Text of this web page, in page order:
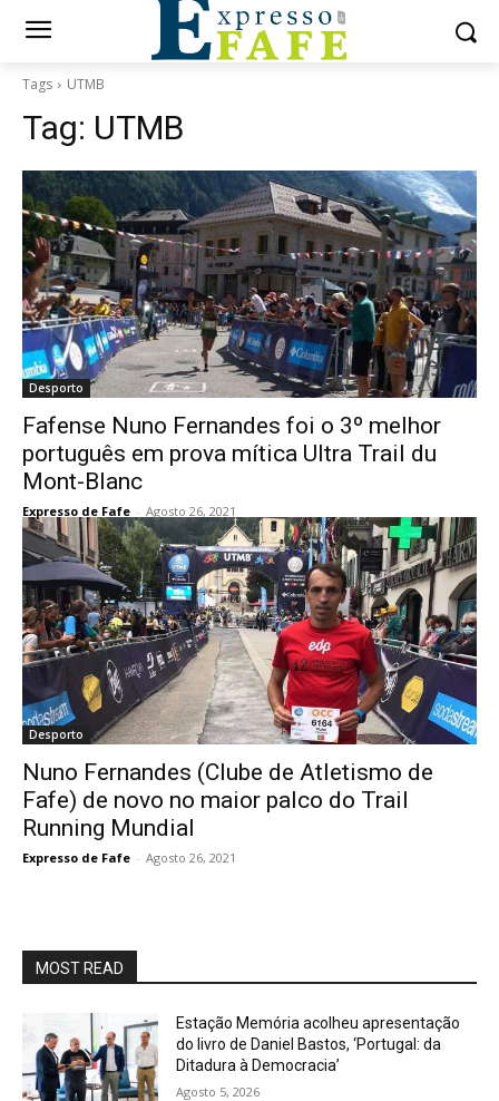
Tags UTMB
Tag: UTMB
Desporto
Fafense Nuno Fernandes foi o 3º melhor
português em prova mítica Ultra Trail du
Mont-Blanc
Expresso de Fafe - Agosto 26, 2021
Desporto
Nuno Fernandes (Clube de Atletismo de
Fafe) de novo no maior palco do Trail
Running Mundial
Expresso de Fafe - Agosto 26, 2021
MOST READ
Estação Memória acolheu apresentação
do livro de Daniel Bastos, ‘Portugal: da
Ditadura à Democracia’
Agosto 5, 2026